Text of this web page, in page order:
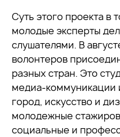
Суть этого проекта в
молодые эксперты
слушателями. В
волонтеров
разных стран. Это
медиа-коммуникации
город, искусство и
молодежные
социальные и